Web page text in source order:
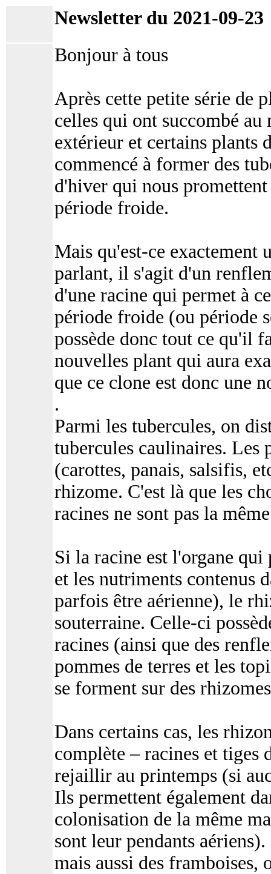
Newsletter du 2021-09-23
Bonjour à tous
Après cette petite série de
celles qui ont succombé
extérieur et certains plants
commencé à former des
d'hiver qui nous
période froide.
Mais qu'est-ce exactement
parlant, il s'agit d'un
d'une racine qui permet à
période froide (ou période
possède donc tout ce qu'il
nouvelles plant qui aura
que ce clone est donc une
.
Parmi les tubercules, on
tubercules caulinaires. Les
(carottes, panais, salsifis,
rhizome. C'est là que les
racines ne sont pas la
Si la racine est l'organe
et les nutriments contenus
parfois être aérienne), le
souterraine. Celle-ci
racines (ainsi que des
pommes de terres et les
se forment sur des
Dans certains cas, les
complète – racines et tiges
rejaillir au printemps (si
Ils permettent également
colonisation de la même
sont leur pendants
mais aussi des framboises,